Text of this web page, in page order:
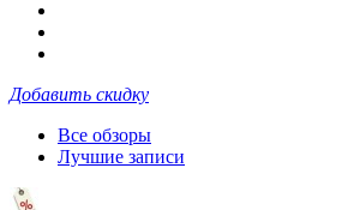
Добавить скидку
Все обзоры
Лучшие записи